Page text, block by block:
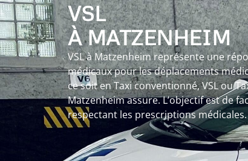
VSL
À MATZENHEIM
VSL à Matzenheim représente une
médicaux pour les déplacements
ce soit en Taxi conventionné, VSL ou
Matzenheim assure. L’objectif est de
respectant les prescriptions médicales.